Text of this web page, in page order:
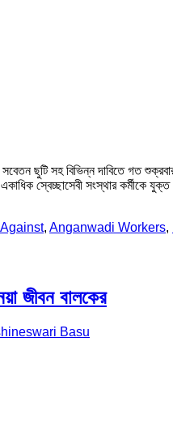
ছুটি সহ বিভিন্ন দাবিতে গত
স্বেচ্ছাসেবী সংস্থার কর্মীকে
Against, Anganwadi Workers,
জীবন বালকের
Basu